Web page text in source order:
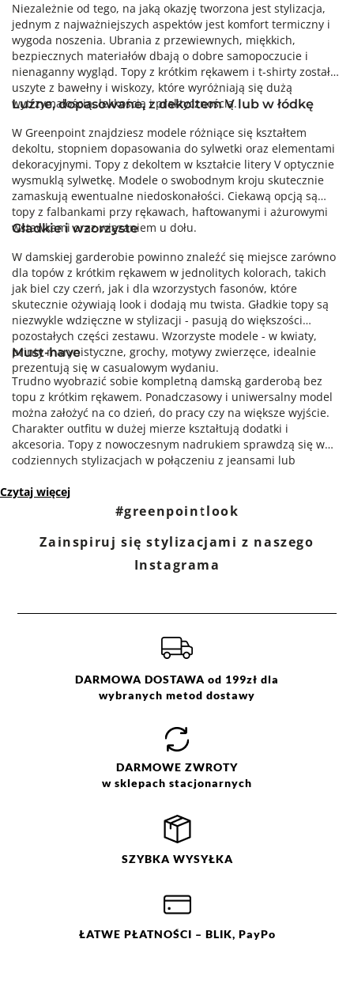
Niezależnie od tego, na jaką okazję tworzona jest stylizacja,
jednym z najważniejszych aspektów jest komfort termiczny i
wygoda noszenia. Ubrania z przewiewnych, miękkich,
bezpiecznych materiałów dbają o dobre samopoczucie i
nienaganny wygląd. Topy z krótkim rękawem i t-shirty zostały
uszyte z bawełny i wiskozy, które wyróżniają się dużą
wytrzymałością, lekkością i praktycznością.
Luźne, dopasowane, z dekoltem V lub w łódkę
W Greenpoint znajdziesz modele różniące się kształtem
dekoltu, stopniem dopasowania do sylwetki oraz elementami
dekoracyjnymi. Topy z dekoltem w kształcie litery V optycznie
wysmuklą sylwetkę. Modele o swobodnym kroju skutecznie
zamaskują ewentualne niedoskonałości. Ciekawą opcją są
topy z falbankami przy rękawach, haftowanymi i ażurowymi
wstawkami oraz wiązaniem u dołu.
Gładkie i wzorzyste
W damskiej garderobie powinno znaleźć się miejsce zarówno
dla topów z krótkim rękawem w jednolitych kolorach, takich
jak biel czy czerń, jak i dla wzorzystych fasonów, które
skutecznie ożywiają look i dodają mu twista. Gładkie topy są
niezwykle wdzięczne w stylizacji - pasują do większości
pozostałych części zestawu. Wzorzyste modele - w kwiaty,
printy marynistyczne, grochy, motywy zwierzęce, idealnie
prezentują się w casualowym wydaniu.
Must-have
Trudno wyobrazić sobie kompletną damską garderobą bez
topu z krótkim rękawem. Ponadczasowy i uniwersalny model
można założyć na co dzień, do pracy czy na większe wyjście.
Charakter outfitu w dużej mierze kształtują dodatki i
akcesoria. Topy z nowoczesnym nadrukiem sprawdzą się w
codziennych stylizacjach w połączeniu z jeansami lub
dodadzą swobody i lekkości. Stonowane modele, w klasycznej
palecie barw pięknie prezentują się pod dopasowaną
kolorystycznie marynarką, w duecie z ołówkową spódnicą.
Czytaj więcej
#greenpointlook
Zainspiruj się stylizacjami z naszego
Instagrama
DARMOWA DOSTAWA od 199zł dla
wybranych metod dostawy
DARMOWE ZWROTY
w sklepach stacjonarnych
SZYBKA WYSYŁKA
ŁATWE PŁATNOŚCI – BLIK, PayPo